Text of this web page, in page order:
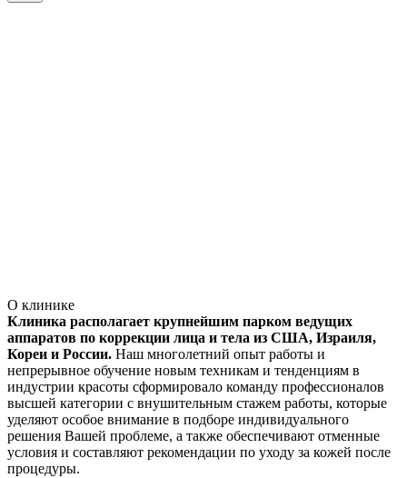
О клинике
Клиника располагает крупнейшим парком ведущих
аппаратов по коррекции лица и тела из США, Израиля,
Кореи и России. Наш многолетний опыт работы и
непрерывное обучение новым техникам и тенденциям в
индустрии красоты сформировало команду профессионалов
высшей категории с внушительным стажем работы, которые
уделяют особое внимание в подборе индивидуального
решения Вашей проблеме, а также обеспечивают отменные
условия и составляют рекомендации по уходу за кожей после
процедуры.